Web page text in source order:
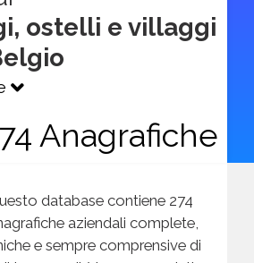
ostelli e villaggi
Anagrafiche
database contiene 274
aziendali complete,
e sempre comprensive di